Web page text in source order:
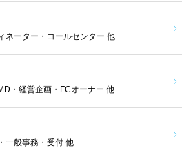
ネーター・コールセンター 他
・経営企画・FCオーナー 他
一般事務・受付 他